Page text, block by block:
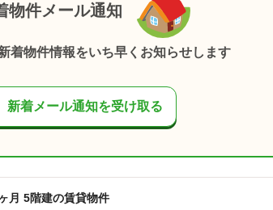
物件メール通知
着物件情報をいち早くお知らせします
新着メール通知を受け取る
月 5階建の賃貸物件